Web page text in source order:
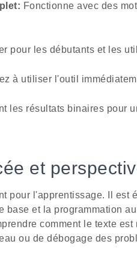
Fonctionne avec des
pour les débutants et les
à utiliser l'outil
les résultats binaires pour
et
pour l'apprentissage. Il est
base et la programmation
comment le texte
ou de débogage des